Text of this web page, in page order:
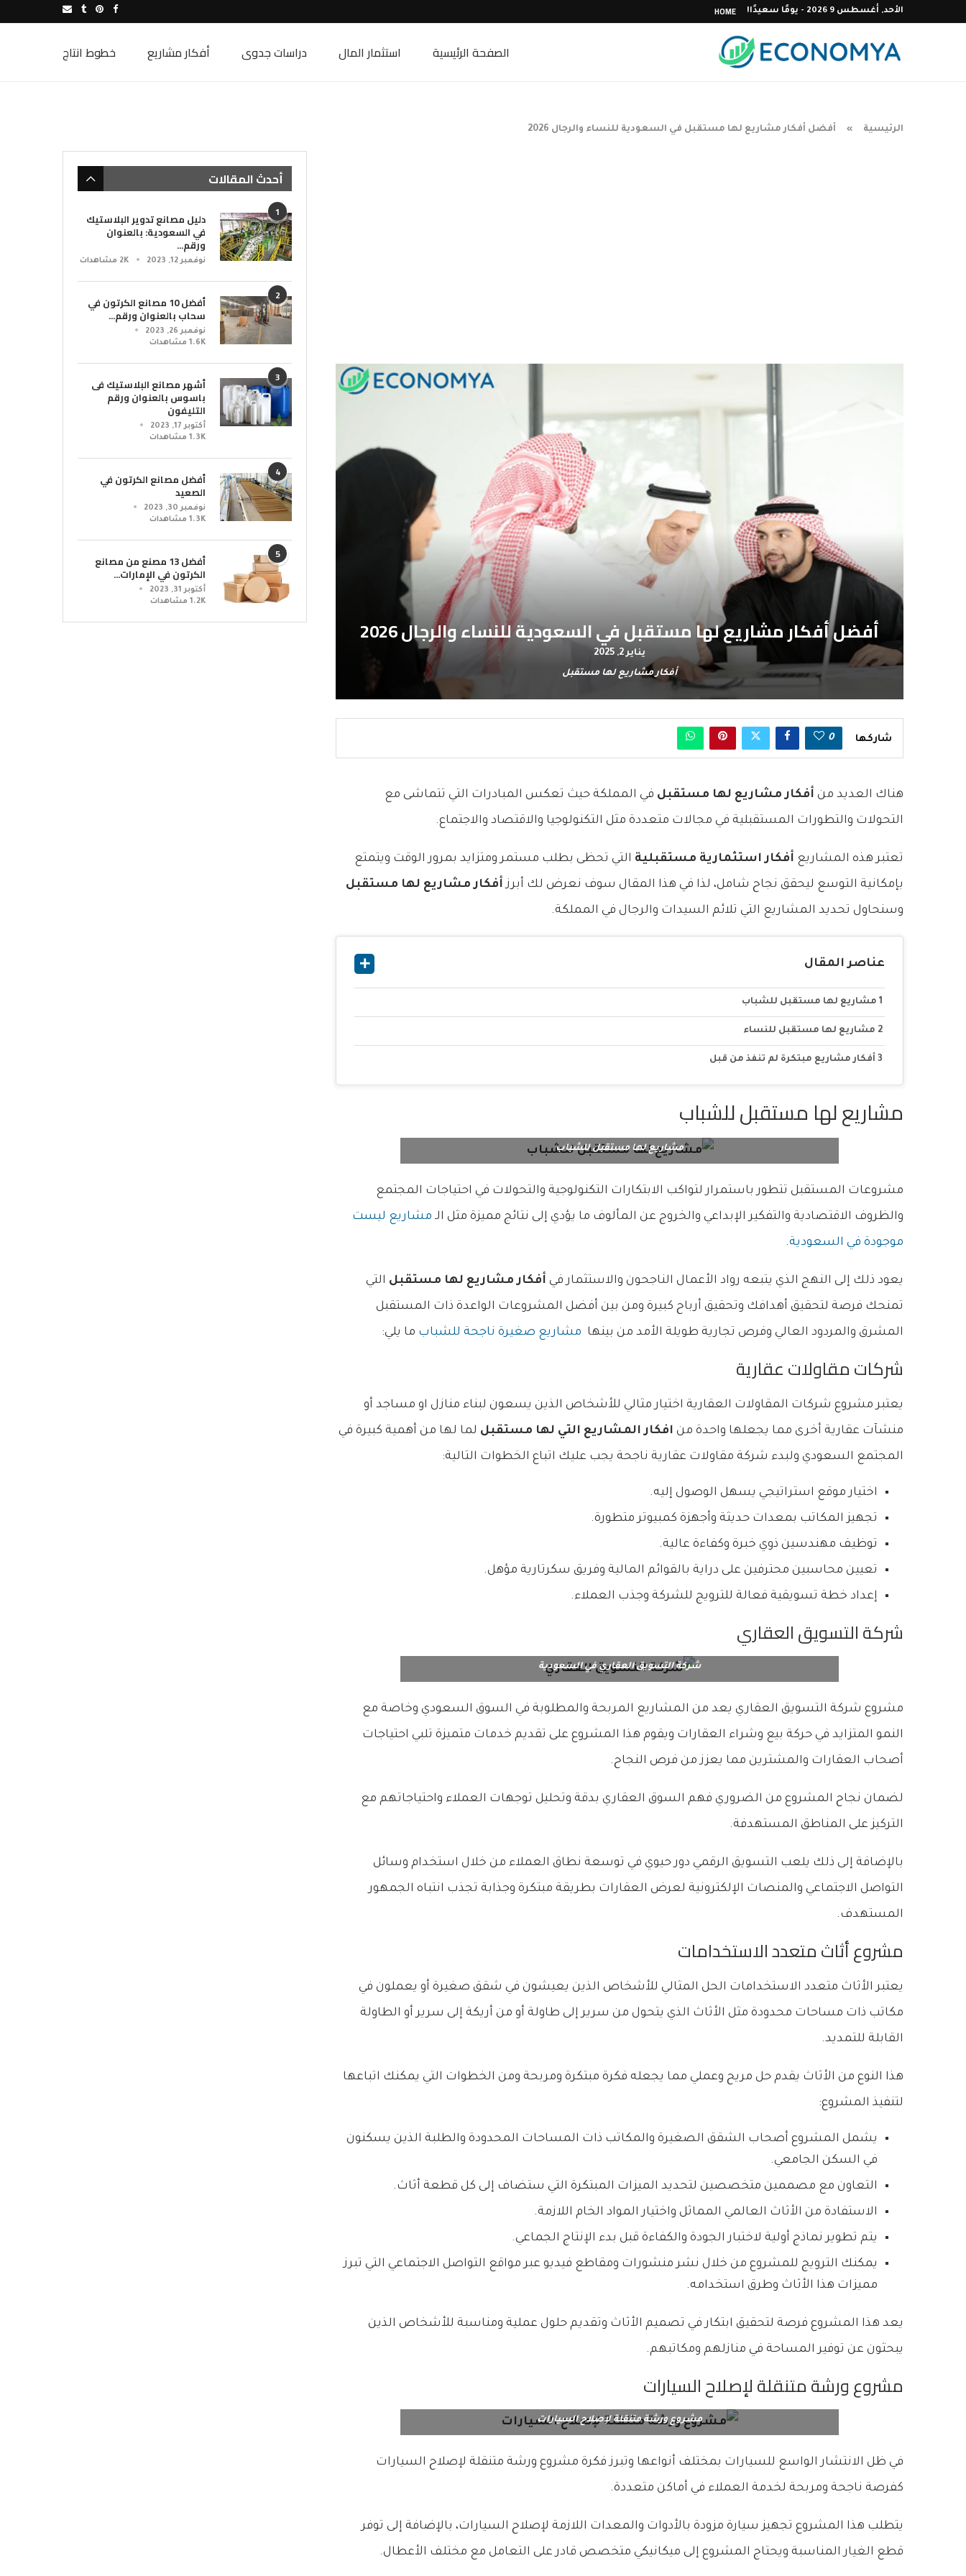
الأحد, أغسطس 9 2026 - يومًا سعيدًا! HOME
الصفحة الرئيسية استثمار المال دراسات جدوى أفكار مشاريع خطوط انتاج
الرئيسية » أفضل أفكار مشاريع لها مستقبل في السعودية للنساء والرجال 2026
أفضل أفكار مشاريع لها مستقبل في السعودية للنساء والرجال 2026
يناير 2, 2025
أفكار مشاريع لها مستقبل
شاركها 0
هناك العديد من أفكار مشاريع لها مستقبل في المملكة حيث تعكس المبادرات التي تتماشى مع
التحولات والتطورات المستقبلية في مجالات متعددة مثل التكنولوجيا والاقتصاد والاجتماع.
تعتبر هذه المشاريع أفكار استثمارية مستقبلية التي تحظى بطلب مستمر ومتزايد بمرور الوقت ويتمتع
بإمكانية التوسع ليحقق نجاح شامل، لذا في هذا المقال سوف نعرض لك أبرزأفكار مشاريع لها مستقبل
وسنحاول تحديد المشاريع التي تلائم السيدات والرجال في المملكة.
عناصر المقال
مشاريع لها مستقبل للشباب
مشاريع لها مستقبل للنساء
أفكار مشاريع مبتكرة لم تنفذ من قبل
مشاريع لها مستقبل للشباب
مشاريع لها مستقبل للشباب
مشروعات المستقبل تتطور باستمرار لتواكب الابتكارات التكنولوجية والتحولات في احتياجات المجتمع
والظروف الاقتصادية والتفكير الإبداعي والخروج عن المألوف ما يؤدي إلى نتائج مميزة مثل الـ مشاريع ليست
موجودة في السعودية.
يعود ذلك إلى النهج الذي يتبعه رواد الأعمال الناجحون والاستثمار في أفكار مشاريع لها مستقبل التي
تمنحك فرصة لتحقيق أهدافك وتحقيق أرباح كبيرة ومن بين أفضل المشروعات الواعدة ذات المستقبل
المشرق والمردود العالي وفرص تجارية طويلة الأمد من بينها مشاريع صغيرة ناجحة للشباب ما يلي:
شركات مقاولات عقارية
يعتبر مشروع شركات المقاولات العقارية اختيار مثالي للأشخاص الذين يسعون لبناء منازل او مساجد أو
منشآت عقارية أخرى مما يجعلها واحدة من افكار المشاريع التي لها مستقبل لما لها من أهمية كبيرة في
المجتمع السعودي ولبدء شركة مقاولات عقارية ناجحة يجب عليك اتباع الخطوات التالية:
اختيار موقع استراتيجي يسهل الوصول إليه.
تجهيز المكاتب بمعدات حديثة وأجهزة كمبيوتر متطورة.
توظيف مهندسين ذوي خبرة وكفاءة عالية.
تعيين محاسبين محترفين على دراية بالقوائم المالية وفريق سكرتارية مؤهل.
إعداد خطة تسويقية فعالة للترويج للشركة وجذب العملاء.
شركة التسويق العقاري
شركة التسويق العقاري في السعودية
مشروع شركة التسويق العقاري يعد من المشاريع المربحة والمطلوبة في السوق السعودي وخاصة مع
النمو المتزايد في حركة بيع وشراء العقارات ويقوم هذا المشروع على تقديم خدمات متميزة تلبي احتياجات
أصحاب العقارات والمشترين مما يعزز من فرص النجاح.
لضمان نجاح المشروع من الضروري فهم السوق العقاري بدقة وتحليل توجهات العملاء واحتياجاتهم مع
التركيز على المناطق المستهدفة.
بالإضافة إلى ذلك يلعب التسويق الرقمي دور حيوي في توسعة نطاق العملاء من خلال استخدام وسائل
التواصل الاجتماعي والمنصات الإلكترونية لعرض العقارات بطريقة مبتكرة وجذابة تجذب انتباه الجمهور
المستهدف.
مشروع أثاث متعدد الاستخدامات
يعتبر الأثاث متعدد الاستخدامات الحل المثالي للأشخاص الذين يعيشون في شقق صغيرة أو يعملون في
مكاتب ذات مساحات محدودة مثل الأثاث الذي يتحول من سرير إلى طاولة أو من أريكة إلى سرير أو الطاولة
القابلة للتمديد.
هذا النوع من الأثاث يقدم حل مريح وعملي مما يجعله فكرة مبتكرة ومربحة ومن الخطوات التي يمكنك اتباعها
لتنفيذ المشروع:
يشمل المشروع أصحاب الشقق الصغيرة والمكاتب ذات المساحات المحدودة والطلبة الذين يسكنون
في السكن الجامعي.
التعاون مع مصممين متخصصين لتحديد الميزات المبتكرة التي ستضاف إلى كل قطعة أثاث.
الاستفادة من الأثاث العالمي المماثل واختيار المواد الخام اللازمة.
يتم تطوير نماذج أولية لاختبار الجودة والكفاءة قبل بدء الإنتاج الجماعي.
يمكنك الترويج للمشروع من خلال نشر منشورات ومقاطع فيديو عبر مواقع التواصل الاجتماعي التي تبرز
مميزات هذا الأثاث وطرق استخدامه.
يعد هذا المشروع فرصة لتحقيق ابتكار في تصميم الأثاث وتقديم حلول عملية ومناسبة للأشخاص الذين
يبحثون عن توفير المساحة في منازلهم ومكاتبهم.
مشروع ورشة متنقلة لإصلاح السيارات
مشروع ورشة متنقلة لإصلاح السيارات
في ظل الانتشار الواسع للسيارات بمختلف أنواعها وتبرز فكرة مشروع ورشة متنقلة لإصلاح السيارات
كفرصة ناجحة ومربحة لخدمة العملاء في أماكن متعددة.
يتطلب هذا المشروع تجهيز سيارة مزودة بالأدوات والمعدات اللازمة لإصلاح السيارات، بالإضافة إلى توفر
قطع الغيار المناسبة ويحتاج المشروع إلى ميكانيكي متخصص قادر على التعامل مع مختلف الأعطال.
أحدث المقالات
1 دليل مصانع تدوير البلاستيك
في السعودية: بالعنوان
ورقم...
نوفمبر 12, 2023 2K مشاهدات
2 أفضل 10 مصانع الكرتون في
سحاب بالعنوان ورقم...
نوفمبر 26, 2023
1.6K مشاهدات
3 أشهر مصانع البلاستيك فى
باسوس بالعنوان ورقم
التليفون
أكتوبر 17, 2023
1.3K مشاهدات
4 أفضل مصانع الكرتون في
الصعيد
نوفمبر 30, 2023
1.3K مشاهدات
5 أفضل 13 مصنع من مصانع
الكرتون في الإمارات...
أكتوبر 31, 2023
1.2K مشاهدات